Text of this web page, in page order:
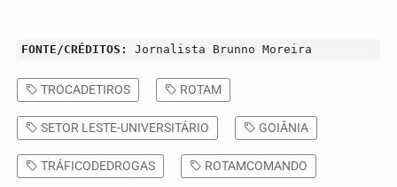
FONTE/CRÉDITOS: Jornalista Brunno Moreira
TROCADETIROS ROTAM
SETOR LESTE-UNIVERSITÁRIO GOIÂNIA
TRÁFICODEDROGAS ROTAMCOMANDO